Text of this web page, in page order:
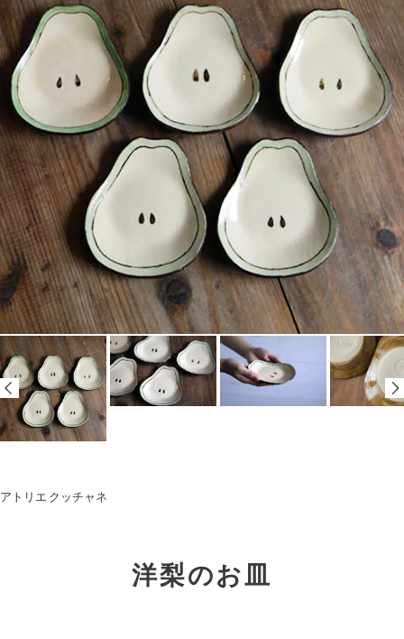
アトリエ クッチャネ
洋梨のお皿